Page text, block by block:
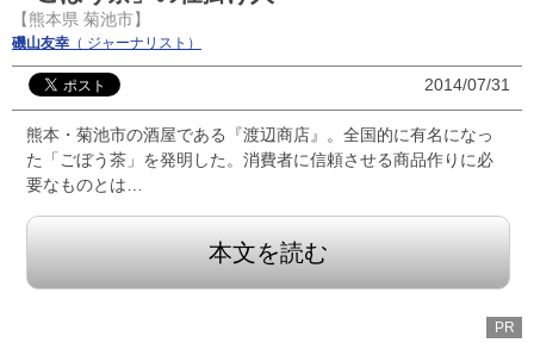
【熊本県 菊池市】
磯山友幸 （ ジャーナリスト）
2014/07/31
熊本・菊池市の酒屋である『渡辺商店』。全国的に有名になっ
た「ごぼう茶」を発明した。消費者に信頼させる商品作りに必
要なものとは…
本文を読む
PR